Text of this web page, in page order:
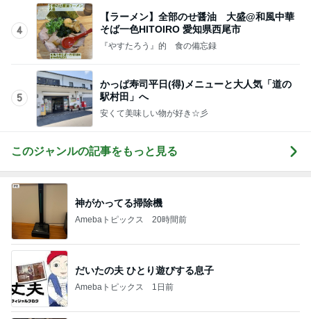
5
かっぱ寿司平日(得)メニューと大人気「道の
駅村田」へ
安くて美味しい物が好き☆彡
このジャンルの記事をもっと見る
Amebaトピックス 20時間前
だいたの夫 ひとり遊びする息子
Amebaトピックス 1日前
沢山もらった服を片付けた押入れ
Amebaトピックス 1日前